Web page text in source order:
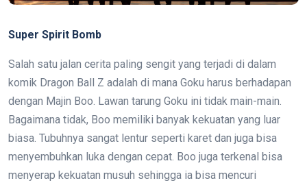
Super Spirit Bomb
Salah satu jalan cerita paling sengit yang terjadi di dalam
komik Dragon Ball Z adalah di mana Goku harus berhadapan
dengan Majin Boo. Lawan tarung Goku ini tidak main-main.
Bagaimana tidak, Boo memiliki banyak kekuatan yang luar
biasa. Tubuhnya sangat lentur seperti karet dan juga bisa
menyembuhkan luka dengan cepat. Boo juga terkenal bisa
menyerap kekuatan musuh sehingga ia bisa mencuri